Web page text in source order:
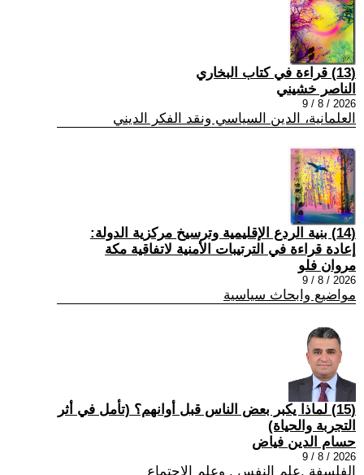
(13) قراءة في كتاب البخاري
الناصر خشيني
2026 / 8 / 9
العلمانية، الدين السياسي ونقد الفكر الديني
(14) بنية الردع الإقليمية وترسيخ مركزية الدولة:
إعادة قراءة في الترتيبات الأمنية لاتفاقية مكة
مروان فلو
2026 / 8 / 9
مواضيع وابحاث سياسية
(15) لماذا يكبر بعض الناس قبل أوانهم؟ (تأمل في أثر
التجربة والحياة)
حسام الدين فياض
2026 / 8 / 9
الفلسفة ,علم النفس , وعلم الاجتماع